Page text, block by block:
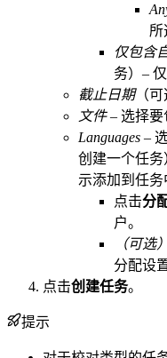
所
仅包含
务）–
截止日期（可
文件– 选择要
Languages –
创建一个任务
示添加到任务
点击分
户。
（可选）
分配设
点击创建任务。
提示